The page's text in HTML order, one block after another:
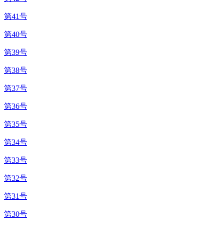
第41号
第40号
第39号
第38号
第37号
第36号
第35号
第34号
第33号
第32号
第31号
第30号